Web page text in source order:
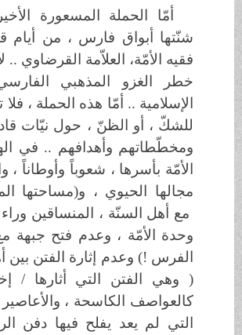
أمّا الحملة المسعورة
شنّتها أبواق فارس ، من أيام
فقيه الأمّة، العلاّمة القرضاوي ..
خطر الغزو المذهبي الفارسي
الإسلامية .. أمّا هذه الحملة ، فلا
للشكّ ، أو الظنّ ، حول نيّات
ومخطّطاتهم وأهدافهم .. في
الأمّة بأسرها ، شعوباً وأوطاناً ،
مجالها الحيوي ، و(مساحتها
مع أهل السنّة ، المنساقين وراء
وحدة الأمّة ، وعدم فتح جبهة مع
الفرس !) وعدم إثارة الفتن بين
( وهي الفتن التي أثارها /
كالعواصف الكاسحة ، والأعاصير
التي لم يعد يفلح فيها دفن